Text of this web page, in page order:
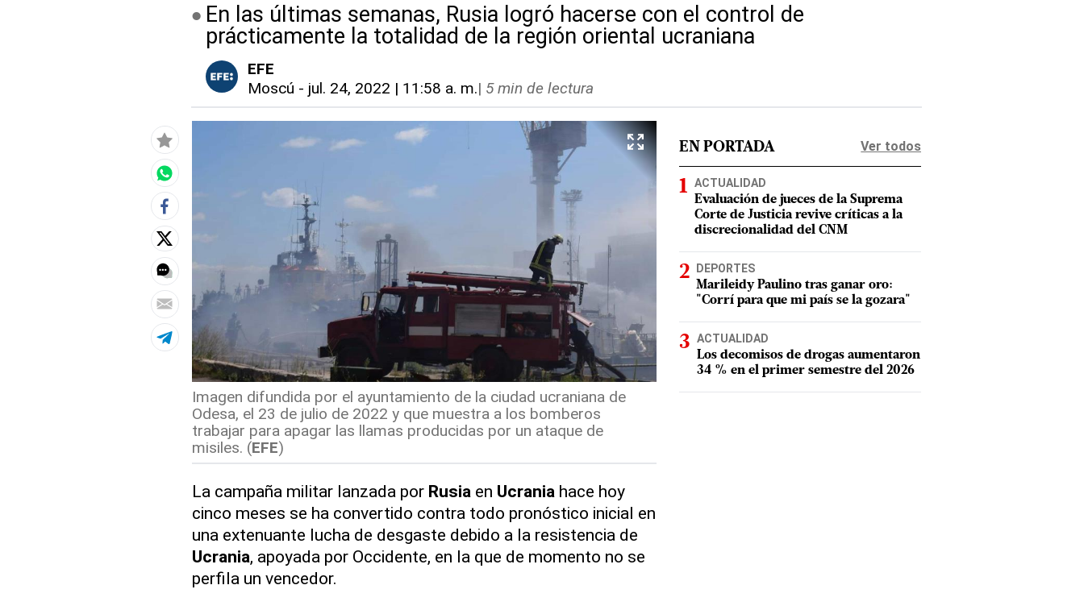
En las últimas semanas, Rusia logró hacerse con el control de
prácticamente la totalidad de la región oriental ucraniana
EFE
Moscú - jul. 24, 2022 | 11:58 a. m.| 5 min de lectura
Imagen difundida por el ayuntamiento de la ciudad ucraniana de
Odesa, el 23 de julio de 2022 y que muestra a los bomberos
trabajar para apagar las llamas producidas por un ataque de
misiles. (EFE)
La campaña militar lanzada por Rusia en Ucrania hace hoy
cinco meses se ha convertido contra todo pronóstico inicial en
una extenuante lucha de desgaste debido a la resistencia de
Ucrania, apoyada por Occidente, en la que de momento no se
perfila un vencedor.
EN PORTADA Ver todos
ACTUALIDAD
Evaluación de jueces de la Suprema
Corte de Justicia revive críticas a la
discrecionalidad del CNM
DEPORTES
Marileidy Paulino tras ganar oro:
"Corrí para que mi país se la gozara"
ACTUALIDAD
Los decomisos de drogas aumentaron
34 % en el primer semestre del 2026